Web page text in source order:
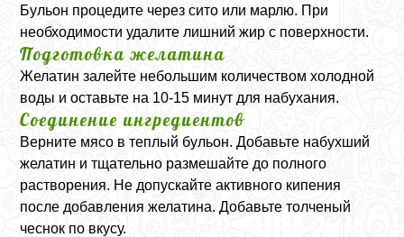
Бульон процедите через сито или марлю. При
необходимости удалите лишний жир с поверхности.
Подготовка желатина
Желатин залейте небольшим количеством холодной
воды и оставьте на 10-15 минут для набухания.
Соединение ингредиентов
Верните мясо в теплый бульон. Добавьте набухший
желатин и тщательно размешайте до полного
растворения. Не допускайте активного кипения
после добавления желатина. Добавьте толченый
чеснок по вкусу.